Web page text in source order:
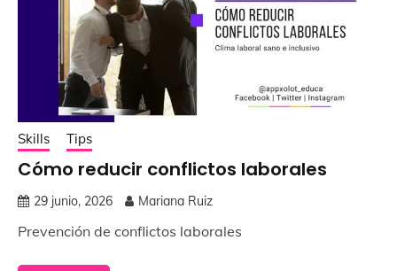
Skills Tips
Cómo reducir conflictos laborales
29 junio, 2026 Mariana Ruiz
Prevención de conflictos laborales